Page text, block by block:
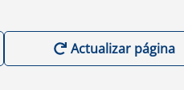
Actualizar página